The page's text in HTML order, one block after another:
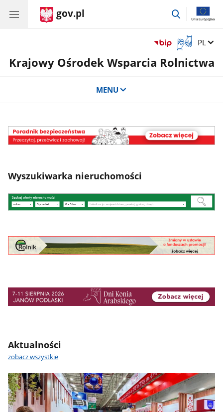
gov.pl
przejdź
Otwórz
okno
z
Zmień
PL
Krajowy Ośrodek Wsparcia Rolnictwa
MENU
Wyszukiwarka nieruchomości
Aktualności
zobacz wszystkie